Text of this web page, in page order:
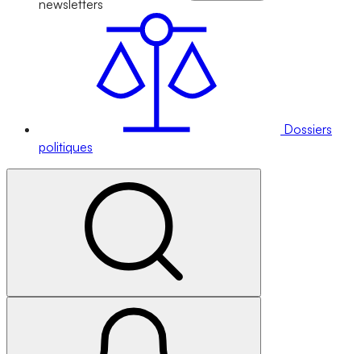
newsletters
Dossiers
politiques